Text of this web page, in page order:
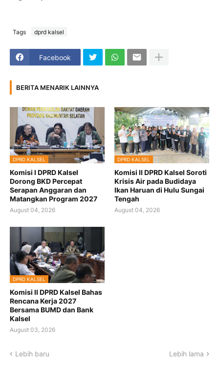
Tags dprd kalsel
Facebook
BERITA MENARIK LAINNYA
DPRD KALSEL
Komisi I DPRD Kalsel
Dorong BKD Percepat
Serapan Anggaran dan
Matangkan Program 2027
August 04, 2026
DPRD KALSEL
Komisi II DPRD Kalsel Soroti
Krisis Air pada Budidaya
Ikan Haruan di Hulu Sungai
Tengah
August 04, 2026
DPRD KALSEL
Komisi II DPRD Kalsel Bahas
Rencana Kerja 2027
Bersama BUMD dan Bank
Kalsel
August 03, 2026
Lebih baru Lebih lama